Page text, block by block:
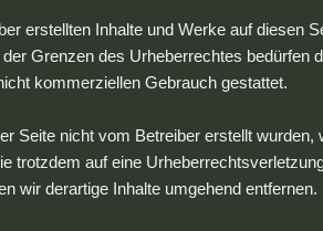
erstellten Inhalte und Werke auf diesen
Grenzen des Urheberrechtes
kommerziellen Gebrauch gestattet.
Seite nicht vom Betreiber erstellt
trotzdem auf eine
wir derartige Inhalte umgehend entfernen.